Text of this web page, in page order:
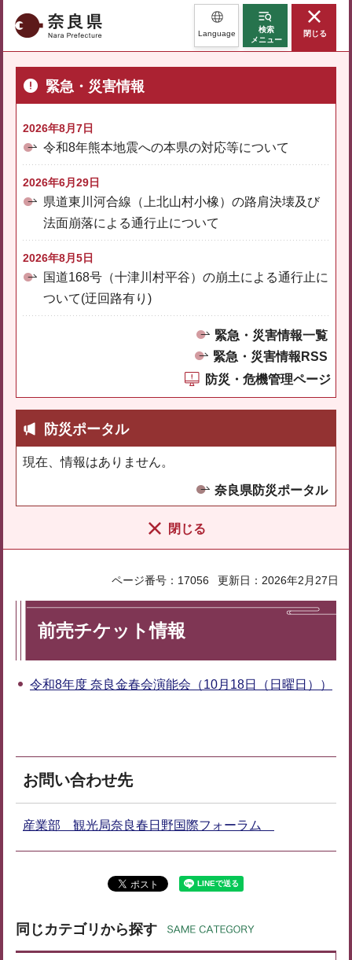
奈良県 Language
検索
メニュー
閉じる
緊急・災害情報
2026年8月7日
令和8年熊本地震への本県の対応等について
2026年6月29日
県道東川河合線（上北山村小橡）の路肩決壊及び
法面崩落による通行止について
2026年8月5日
国道168号（十津川村平谷）の崩土による通行止に
ついて(迂回路有り)
緊急・災害情報一覧
緊急・災害情報RSS
防災・危機管理ページ
防災ポータル
現在、情報はありません。
奈良県防災ポータル
閉じる
ページ番号：17056 更新日：2026年2月27日
前売チケット情報
令和8年度 奈良金春会演能会（10月18日（日曜日））
お問い合わせ先
産業部 観光局奈良春日野国際フォーラム
同じカテゴリから探す